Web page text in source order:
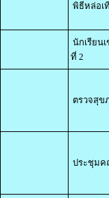
พิธีหล่อเ
นักเรียน
ที่ 2
ตรวจสุข
ประชุมค